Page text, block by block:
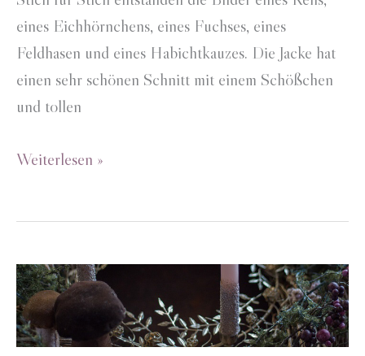
eines Eichhörnchens, eines Fuchses, eines
Feldhasen und eines Habichtkauzes. Die Jacke hat
einen sehr schönen Schnitt mit einem Schößchen
und tollen
Strickjacke
Weiterlesen »